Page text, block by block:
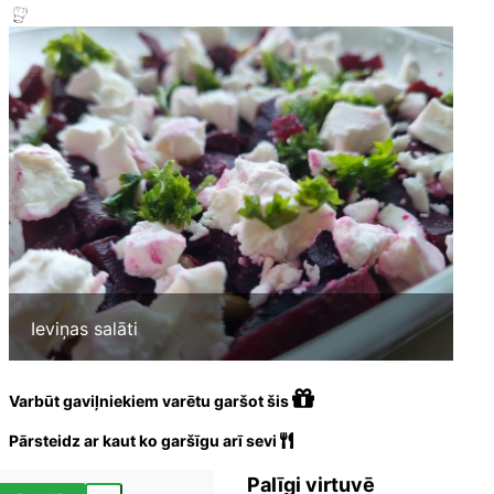
Ieviņas salāti
Varbūt gaviļniekiem varētu garšot šis
Pārsteidz ar kaut ko garšīgu arī sevi
Palīgi virtuvē